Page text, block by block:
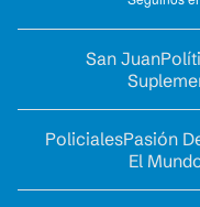
San Juan
PolicialesPasión
El